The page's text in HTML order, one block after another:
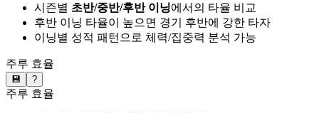
시즌별 초반/중반/후반 이닝에서의 타율 비교
후반 이닝 타율이 높으면 경기 후반에 강한 타자
이닝별 성적 패턴으로 체력/집중력 분석 가능
주루 효율
💾 ?
주루 효율